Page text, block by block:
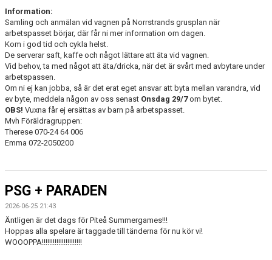
Information:
Samling och anmälan vid vagnen på Norrstrands grusplan när
arbetspasset börjar, där får ni mer information om dagen.
Kom i god tid och cykla helst.
De serverar saft, kaffe och något lättare att äta vid vagnen.
Vid behov, ta med något att äta/dricka, när det är svårt med avbytare under
arbetspassen.
Om ni ej kan jobba, så är det erat eget ansvar att byta mellan varandra, vid
ev byte, meddela någon av oss senast Onsdag 29/7om bytet.
OBS! Vuxna får ej ersättas av barn på arbetspasset.
Mvh Föräldragruppen:
Therese 070-24 64 006
Emma 072-2050200
PSG + PARADEN
2026-06-25 21:43
Äntligen är det dags för Piteå Summergames!!!
Hoppas alla spelare är taggade till tänderna för nu kör vi!
WOOOPPA!!!!!!!!!!!!!!!!!!!!!!